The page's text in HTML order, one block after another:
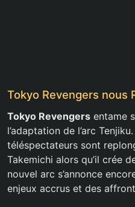
Tokyo Revengers nous
Tokyo Revengers entame
l’adaptation de l’arc
téléspectateurs sont
Takemichi alors qu’il crée
nouvel arc s’annonce
enjeux accrus et des